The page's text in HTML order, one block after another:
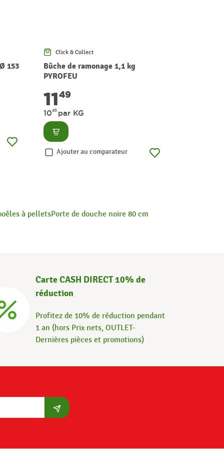
153
Click & Collect
Bûche de ramonage 1,1 kg
PYROFEU
1149
1045 par KG
Consulter
Ajouter au comparateur
à pelletsPorte de douche noire 80 cm
Carte CASH DIRECT 10% de
réduction
Profitez de 10% de réduction pendant
1 an (hors Prix nets, OUTLET-
Dernières pièces et promotions)
S'abonner